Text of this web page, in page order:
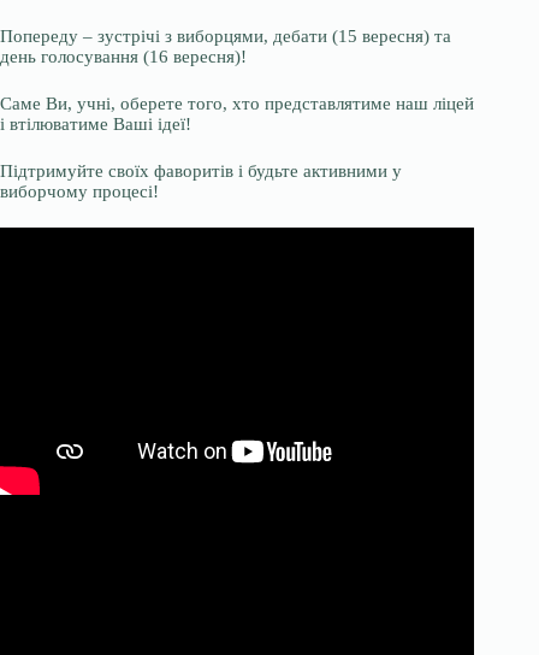
Попереду – зустрічі з виборцями, дебати (15 вересня) та
день голосування (16 вересня)!
Саме Ви, учні, оберете того, хто представлятиме наш ліцей
і втілюватиме Ваші ідеї!
Підтримуйте своїх фаворитів і будьте активними у
виборчому процесі!